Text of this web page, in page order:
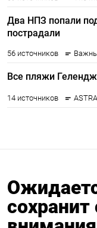
сохранит